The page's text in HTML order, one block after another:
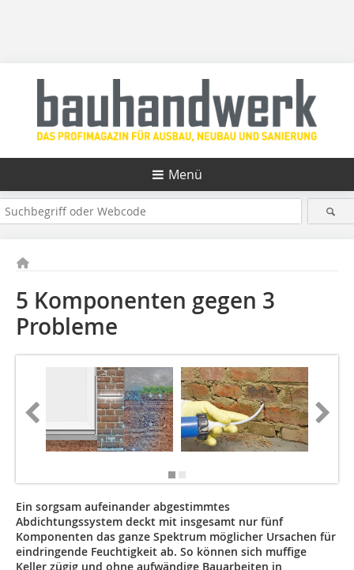
Menü
5 Komponenten gegen 3
Probleme
Ein sorgsam aufeinander abgestimmtes
Abdichtungssystem deckt mit insgesamt nur fünf
Komponenten das ganze Spektrum möglicher Ursachen für
eindringende Feuchtigkeit ab. So können sich muffige
Keller zügig und ohne aufwändige Bauarbeiten in